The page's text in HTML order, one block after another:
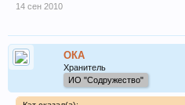
14 сен 2010
ОКА
Хранитель
ИО "Содружество"